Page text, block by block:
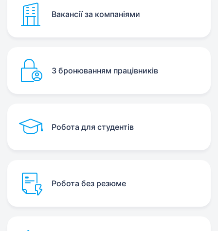
Вакансії за компаніями
З бронюванням працівників
Робота для студентів
Робота без резюме